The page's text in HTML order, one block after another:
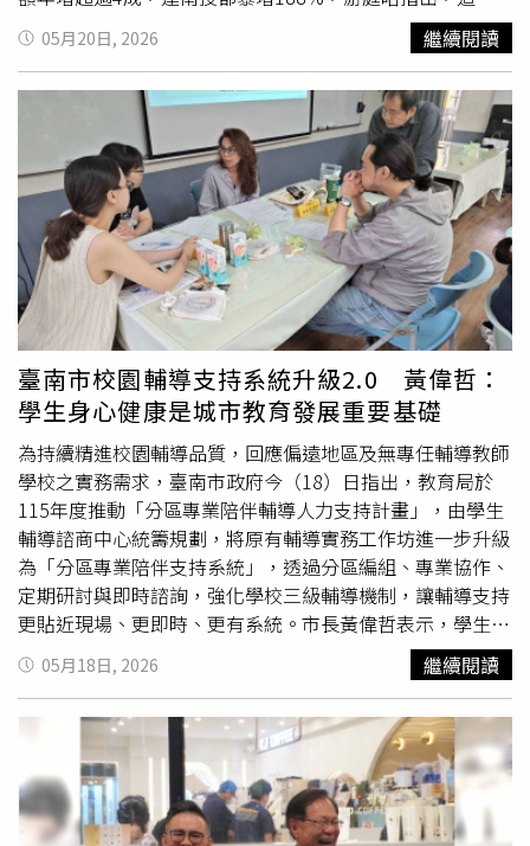
情形背後的原因包括大量教師退休、少子化讓年輕人不願投
入教育現場等等，再加上代理教師越來越難找，學校只好大
規模釋出正式職缺補人。游庭皓提到，最缺人的集中在理
化、資訊科技等理工類科，現今AI與科技產業薪資快速拉
高，願意留在學校當老師的人變少，例如新竹縣國中理化科
開8個缺，只有10人前去報名，資訊科技則是7人搶2個缺，
「錄取率已經高到，接近有考有機會。」游庭皓感嘆，台灣
教育體系與產業薪資結構，正在出現落差，未來不只缺工，
連培養下一代科技人才的老師本身，也逐漸變成稀缺資源。
貼文曝光後，不少網友紛紛在底下留言，「薪水有夠低的，
根本做功德的」、「學理工的與其被學生、被家長霸凌，不
如去台積電被主管霸凌」、「你還漏了一個原因，現在老師
的管教權大幅縮水，動不動就會被家長投訴，就算是子虛烏
有的指控也要寫很多報告來回覆」、「現在的老師太辛苦
了」、「 國中小黑子化嚴重，家長濫訴嚴重，教師薪水又
低，自然吸引不了人」、「不重視整體教育環境，結果就是
人才流失，惡性循環下去，學生的素質也會降低」。也有人
說，「最大原因不是薪資，而是校事會議。校事會議這種類
似紅衛兵制度的東西存在，缺師資的問題就會越來越惡
化」、「老師動不動被學生或家長投訴，學校召開校事會議
調查老師，耗時幾個月就算結果不成立，老師也折騰了半條
命，心理壓力極大，但投訴者卻不用負任何責任，所以先從
廢除校事會議著手，增加老師管教權比較重要」、「投訴零
成本，家長最大，累死老師」、「改了退休金的制度，最吸
引人的福利沒有，吸引優秀人才留下越來越難了」、「這國
家的內政千瘡百孔，醫護警消公務人員都在崩潰」。
05月20日, 2026 繼續閱讀
臺南市校園輔導支持系統升級2.0 黃偉哲：
學生身心健康是城市教育發展重要基礎
為持續精進校園輔導品質，回應偏遠地區及無專任輔導教師
學校之實務需求，臺南市政府今（18）日指出，教育局於
115年度推動「分區專業陪伴輔導人力支持計畫」，由學生
輔導諮商中心統籌規劃，將原有輔導實務工作坊進一步升級
為「分區專業陪伴支持系統」，透過分區編組、專業協作、
定期研討與即時諮詢，強化學校三級輔導機制，讓輔導支持
更貼近現場、更即時、更有系統。市長黃偉哲表示，學生身
心健康是城市教育發展的重要基礎，市府持續重視校園輔導
資源均衡分配，尤其偏鄉小校更需要穩定可近的專業支持。
115年度校園輔導支持系統升級2.0，就是希望讓輔導資源不
因城鄉或學校規模而有落差，讓每一位孩子都能被及早看
見、適時關懷。教育局長鄭新輝說明，本計畫最大調整，是
從「單次研習增能」升級為「長期陪伴支持」。教育局將以
輔諮中心六大分區為核心，成立15組分區專業陪伴支持團
05月18日, 2026 繼續閱讀